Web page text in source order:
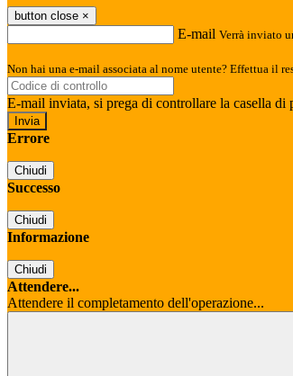
button close ×
E-mail Verrà inviato
Non hai una e-mail associata al nome utente? Effettua il
E-mail inviata, si prega di controllare la casella di
Errore
Chiudi
Successo
Chiudi
Informazione
Chiudi
Attendere...
Attendere il completamento dell'operazione...